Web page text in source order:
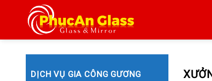
DỊCH VỤ GIA CÔNG GƯƠNG